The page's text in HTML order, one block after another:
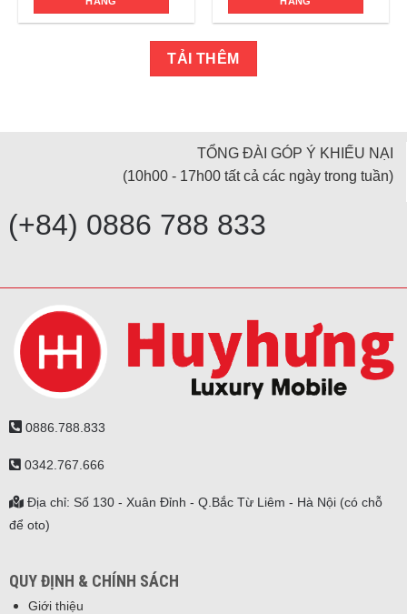
TẢI THÊM
TỔNG ĐÀI GÓP Ý KHIẾU NẠI
(10h00 - 17h00 tất cả các ngày trong tuần)
(+84) 0886 788 833
0886.788.833
0342.767.666
Địa chỉ: Số 130 - Xuân Đỉnh - Q.Bắc Từ Liêm - Hà Nội (có chỗ
để oto)
QUY ĐỊNH & CHÍNH SÁCH
Giới thiệu